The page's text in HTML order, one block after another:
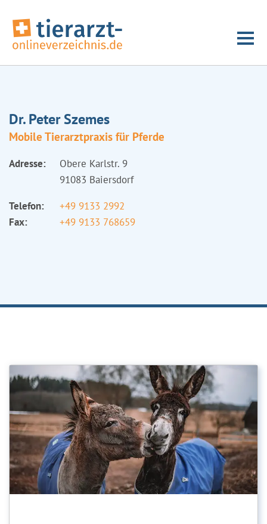
Dr. Peter Szemes
Mobile Tierarztpraxis für Pferde
Adresse:
Obere Karlstr. 9
91083 Baiersdorf
Telefon:
+49 9133 2992
Fax:
+49 9133 768659